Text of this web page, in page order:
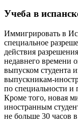
Учеба в
Иммигрировать в
специальное
действия
недавнего времени
выпуском студента
выпускникам-
по специальности и
Кроме того, новая
иностранным
не больше 30 часов